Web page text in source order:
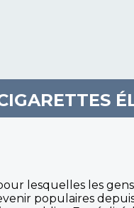
lesquelles les
populaires